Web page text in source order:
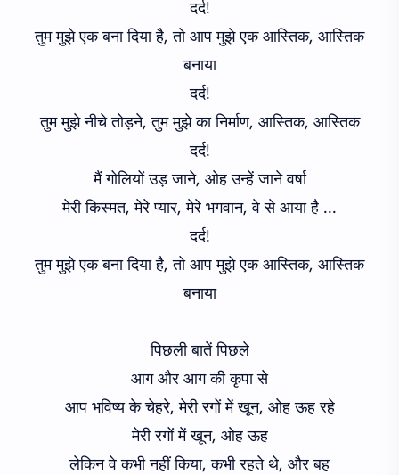
दर्द!
तुम मुझे एक बना दिया है, तो आप मुझे एक आस्तिक, आस्तिक
बनाया
दर्द!
तुम मुझे नीचे तोड़ने, तुम मुझे का निर्माण, आस्तिक, आस्तिक
दर्द!
मैं गोलियों उड़ जाने, ओह उन्हें जाने वर्षा
मेरी किस्मत, मेरे प्यार, मेरे भगवान, वे से आया है ...
दर्द!
तुम मुझे एक बना दिया है, तो आप मुझे एक आस्तिक, आस्तिक
बनाया
पिछली बातें पिछले
आग और आग की कृपा से
आप भविष्य के चेहरे, मेरी रगों में खून, ओह ऊह रहे
मेरी रगों में खून, ओह ऊह
लेकिन वे कभी नहीं किया, कभी रहते थे, और बह